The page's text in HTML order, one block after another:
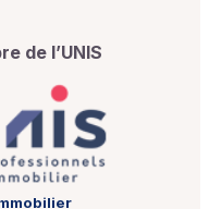
de l’UNIS